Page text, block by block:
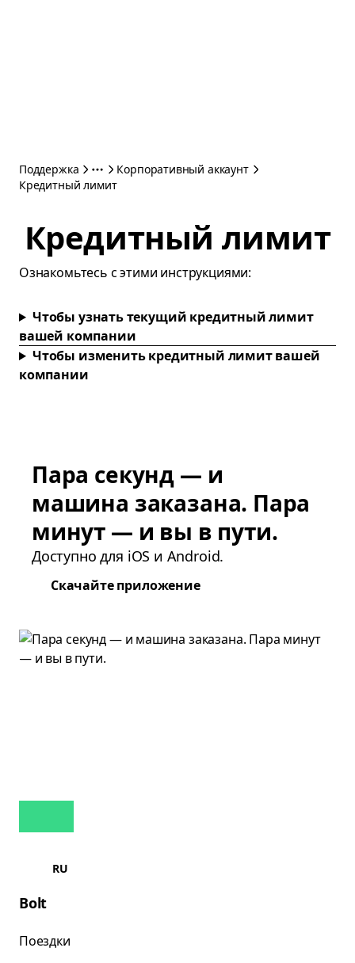
Поддержка
Корпоративный аккаунт
Кредитный лимит
Кредитный лимит
Oзнакомьтесь с этими инструкциями:
Чтобы узнать текущий кредитный лимит
вашей компании
Чтобы изменить кредитный лимит вашей
компании
Пара секунд — и
машина заказана. Пара
минут — и вы в пути.
Доступно для iOS и Android.
Скачайте приложение
RU
Bolt
Поездки